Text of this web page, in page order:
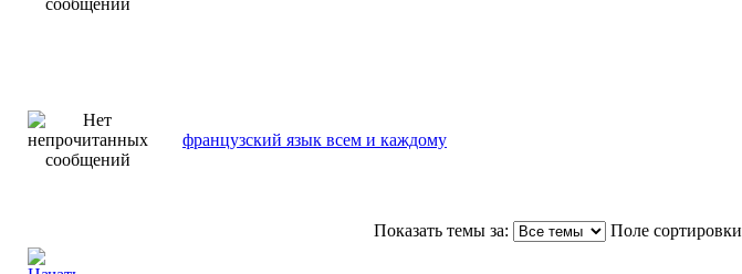
французский язык всем и каждому
Показать темы за: Поле сортировки